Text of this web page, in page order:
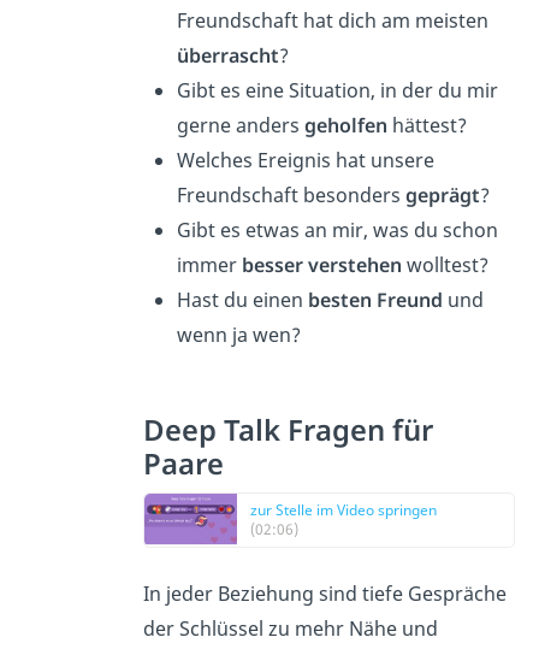
Freundschaft hat dich am meisten
überrascht?
Gibt es eine Situation, in der du mir
gerne anders geholfen hättest?
Welches Ereignis hat unsere
Freundschaft besonders geprägt?
Gibt es etwas an mir, was du schon
immer besser verstehen wolltest?
Hast du einen besten Freund und
wenn ja wen?
Deep Talk Fragen für
Paare
zur Stelle im Video springen
(02:06)
In jeder Beziehung sind tiefe Gespräche
der Schlüssel zu mehr Nähe und